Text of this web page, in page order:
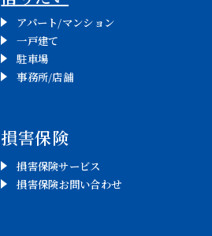
アパート/マンション
一戸建て
駐車場
事務所/店舗
損害保険
損害保険サービス
損害保険お問い合わせ